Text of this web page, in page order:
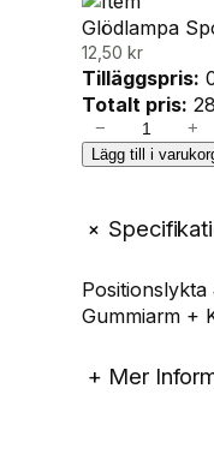
Glödlampa
12,50 kr
Tilläggspris:
Totalt pris:
o
n
− +
Lägg till i
+
Gummiarm +
+ Mer